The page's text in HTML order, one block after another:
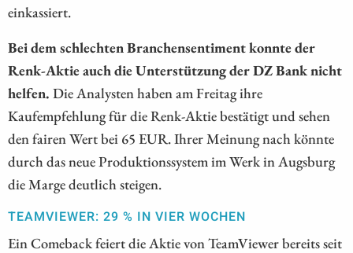
einkassiert.
Bei dem schlechten Branchensentiment konnte der
Renk-Aktie auch die Unterstützung der DZ Bank nicht
helfen. Die Analysten haben am Freitag ihre
Kaufempfehlung für die Renk-Aktie bestätigt und sehen
den fairen Wert bei 65 EUR. Ihrer Meinung nach könnte
durch das neue Produktionssystem im Werk in Augsburg
die Marge deutlich steigen.
TEAMVIEWER: 29 % IN VIER WOCHEN
Ein Comeback feiert die Aktie von TeamViewer bereits seit